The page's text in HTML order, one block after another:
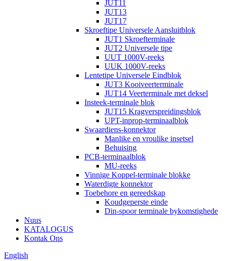
JUT11
JUT13
JUT17
Skroeftipe Universele Aansluitblok
JUT1 Skroefterminale
JUT2 Universele tipe
UUT 1000V-reeks
UUK 1000V-reeks
Lentetipe Universele Eindblok
JUT3 Kooiveerterminale
JUT14 Veerterminale met deksel
Insteek-terminale blok
JUT15 Kragverspreidingsblok
UPT-inprop-terminaalblok
Swaardiens-konnektor
Manlike en vroulike insetsel
Behuising
PCB-terminaalblok
MU-reeks
Vinnige Koppel-terminale blokke
Waterdigte konnektor
Toebehore en gereedskap
Koudgeperste einde
Din-spoor terminale bykomstighede
Nuus
KATALOGUS
Kontak Ons
English